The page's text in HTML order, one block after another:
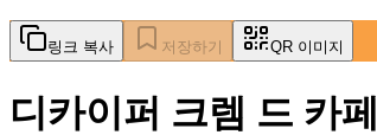
링크 복사 저장하기 QR 이미지
디카이퍼 크렘 드 카페